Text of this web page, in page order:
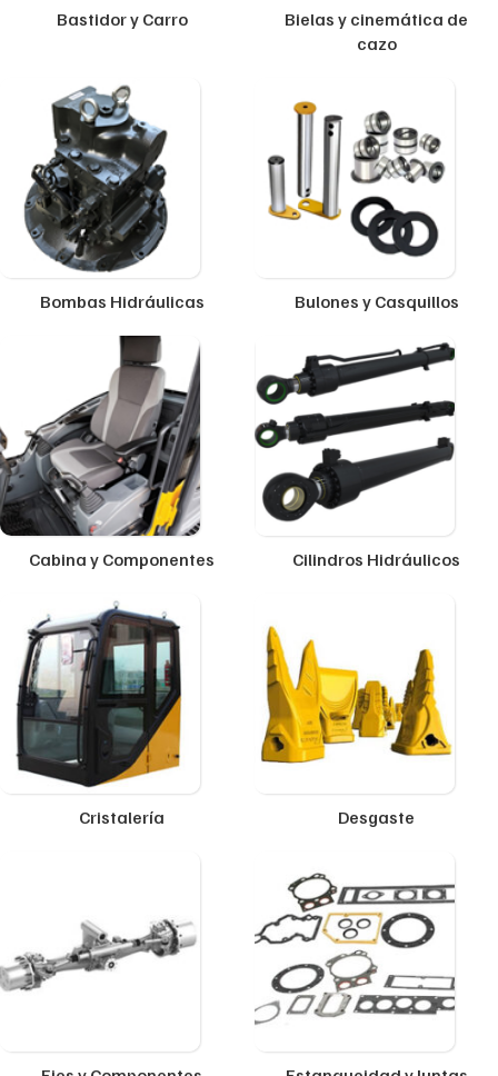
Bastidor y Carro
Bielas y cinemática de
cazo
Bombas Hidráulicas Bulones y Casquillos
Cabina y Componentes Cilindros Hidráulicos
Cristalería Desgaste